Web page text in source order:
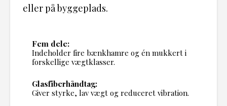
eller på byggeplads.
Fem dele:
Indeholder fire bænkhamre og én mukkert i
forskellige vægtklasser.
Glasfiberhåndtag:
Giver styrke, lav vægt og reduceret vibration.